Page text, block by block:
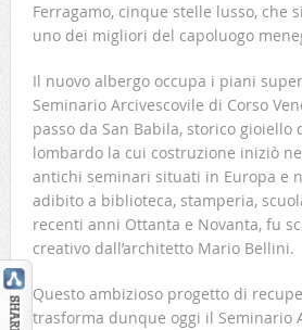
Ferragamo, cinque stelle lusso, che
uno dei migliori del capoluogo
Il nuovo albergo occupa i piani
Seminario Arcivescovile di Corso
passo da San Babila, storico gioiello
lombardo la cui costruzione iniziò
antichi seminari situati in Europa e
adibito a biblioteca, stamperia,
recenti anni Ottanta e Novanta, fu
creativo dall’architetto Mario Bellini.
Questo ambizioso progetto di
trasforma dunque oggi il Seminario